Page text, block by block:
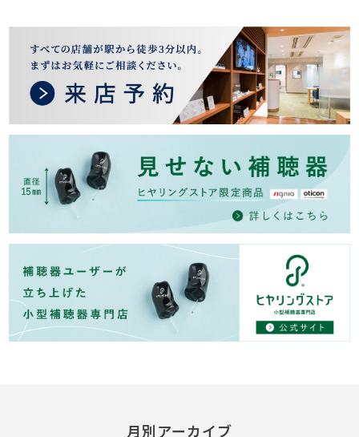
月別アーカイブ